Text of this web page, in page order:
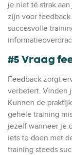
je niet té strak
zijn voor
succesvolle
#5 Vraag
Feedback zorgt
verbetert. Vinden
Kunnen de
gehele training
jezelf wanneer je
iets te doen met
training steeds